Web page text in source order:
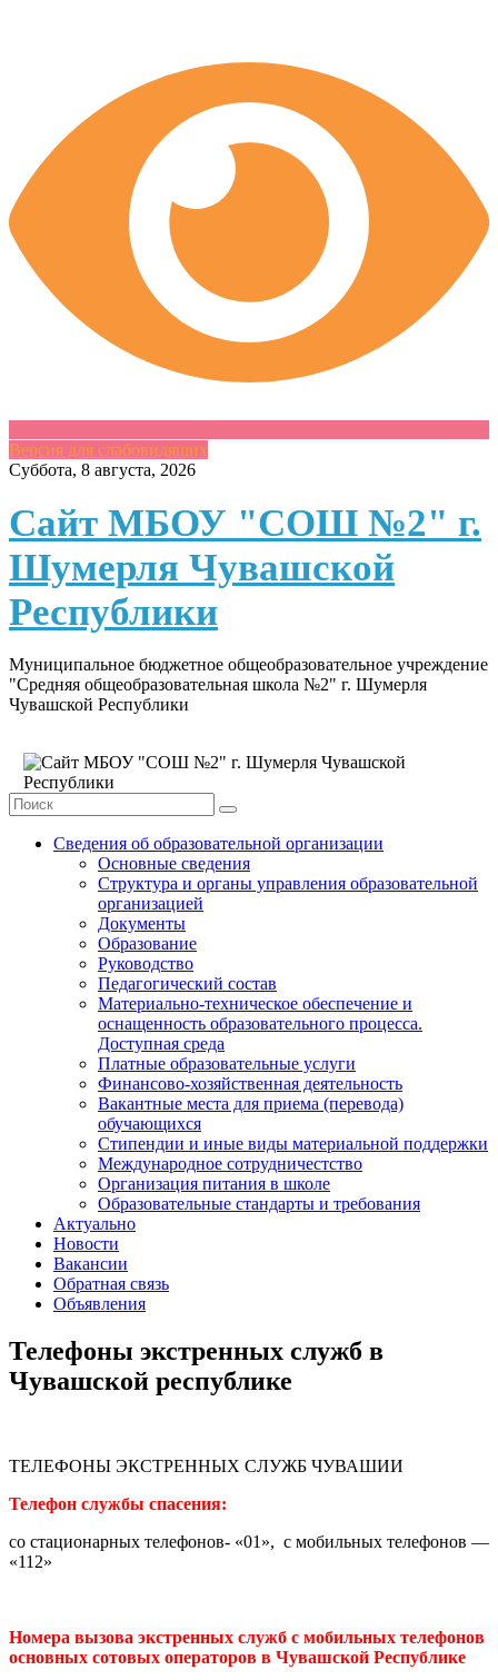
Версия для слабовидящих
Skip
content
Суббота, 8 августа, 2026
Сайт МБОУ "СОШ №2" г.
Шумерля Чувашской
Республики
Муниципальное бюджетное общеобразовательное учреждение
"Средняя общеобразовательная школа №2" г. Шумерля
Чувашской Республики
Сведения об образовательной организации
Основные сведения
Структура и органы управления образовательной
организацией
Документы
Образование
Руководство
Педагогический состав
Материально-техническое обеспечение и
оснащенность образовательного процесса.
Доступная среда
Платные образовательные услуги
Финансово-хозяйственная деятельность
Вакантные места для приема (перевода)
обучающихся
Стипендии и иные виды материальной поддержки
Международное сотрудничестство
Организация питания в школе
Образовательные стандарты и требования
Актуально
Новости
Вакансии
Обратная связь
Объявления
Телефоны экстренных служб в
Чувашской республике
ТЕЛЕФОНЫ ЭКСТРЕННЫХ СЛУЖБ ЧУВАШИИ
Телефон службы спасения:
со стационарных телефонов- «01», с мобильных телефонов —
«112»
Номера вызова экстренных служб с мобильных телефонов
основных сотовых операторов в Чувашской Республике